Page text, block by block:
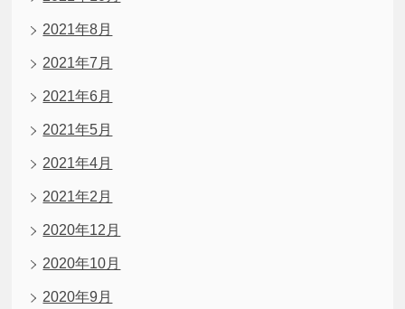
2021年8月
2021年7月
2021年6月
2021年5月
2021年4月
2021年2月
2020年12月
2020年10月
2020年9月